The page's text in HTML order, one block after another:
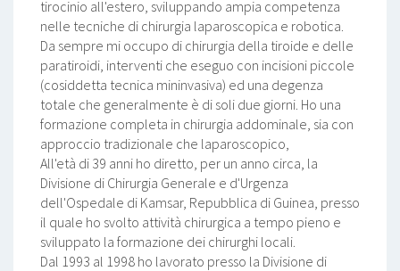
tirocinio all'estero, sviluppando ampia competenza
nelle tecniche di chirurgia laparoscopica e robotica.
Da sempre mi occupo di chirurgia della tiroide e delle
paratiroidi, interventi che eseguo con incisioni piccole
(cosiddetta tecnica mininvasiva) ed una degenza
totale che generalmente è di soli due giorni. Ho una
formazione completa in chirurgia addominale, sia con
approccio tradizionale che laparoscopico,
All'età di 39 anni ho diretto, per un anno circa, la
Divisione di Chirurgia Generale e d'Urgenza
dell'Ospedale di Kamsar, Repubblica di Guinea, presso
il quale ho svolto attività chirurgica a tempo pieno e
sviluppato la formazione dei chirurghi locali.
Dal 1993 al 1998 ho lavorato presso la Divisione di